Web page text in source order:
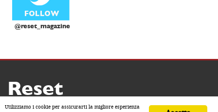
@reset_magazine
Reset
Utilizziamo i cookie per assicurarti la migliore esperienza